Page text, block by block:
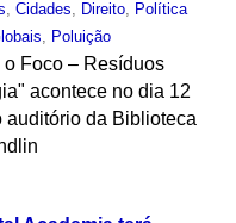
, Cidades, Direito, Política
, Poluição
Foco – Resíduos
acontece no dia 12
auditório da Biblioteca